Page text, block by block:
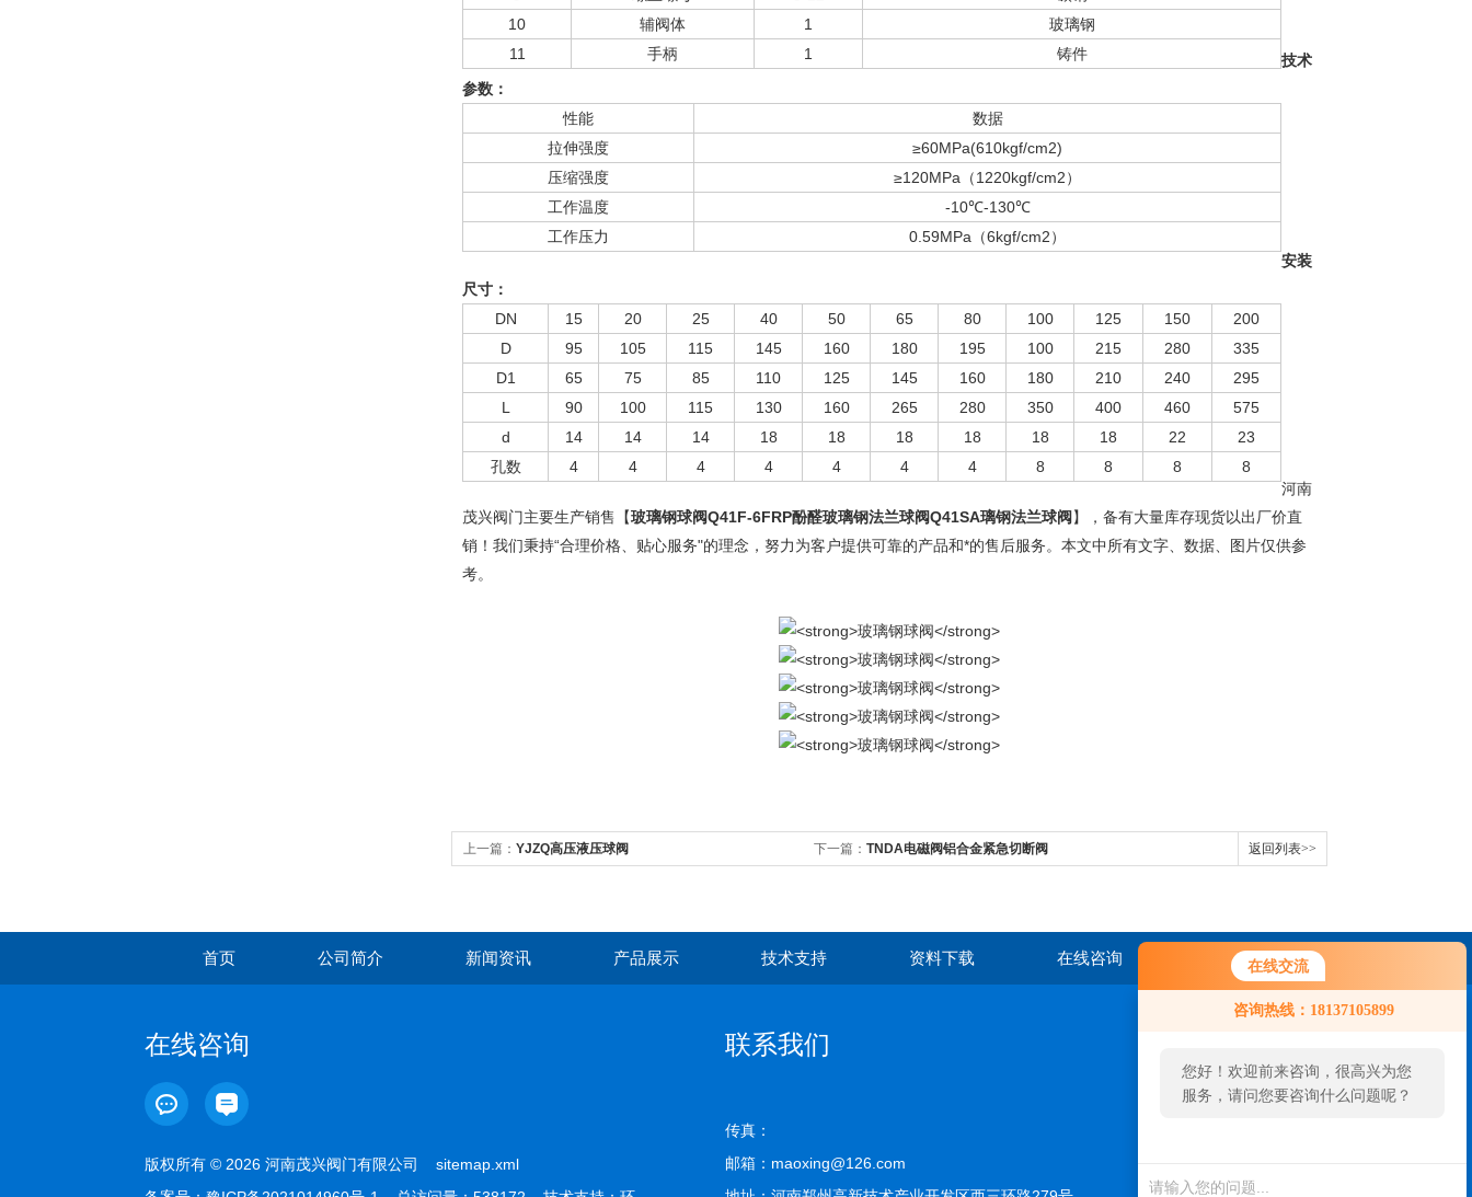
在线交流
咨询热线：18137105899
您好！欢迎前来咨询，很高兴为您
服务，请问您要咨询什么问题呢？
10
辅阀体 1
玻璃钢
11
手柄 1 铸件
技术
参数：
性能
数据
拉伸强度
≥60MPa(610kgf/cm2)
压缩强度
≥120MPa（1220kgf/cm2）
工作温度
-10℃-130℃
工作压力
0.59MPa（6kgf/cm2）
安装
尺寸：
DN
15 20 25 40 50 65 80 100 125 150
200
D
95 105 115 145 160 180 195 100 215 280
335
D1
65 75 85 110 125 145 160 180 210 240
295
L
90 100 115 130 160 265 280 350 400 460
575
d
14 14 14 18 18 18 18 18 18 22
23
孔数
4 4 4 4 4 4 4 8 8 8
8
河南
茂兴阀门主要生产销售【玻璃钢球阀Q41F-6FRP酚醛玻璃钢法兰球阀Q41SA璃钢法兰球阀 】，备有大量库存现货以出厂价直
销！我们秉持“合理价格、贴心服务"的理念，努力为客户提供可靠的产品和*的售后服务。本文中所有文字、数据、图片仅供参
考。
上一篇： YJZQ高压液压球阀 下一篇： TNDA电磁阀铝合金紧急切断阀 返回列表>>
首页 公司简介 新闻资讯 产品展示 技术支持 资料下载 在线咨询 联系我们
在线咨询
版权所有 © 2026 河南茂兴阀门有限公司 sitemap.xml
联系我们
传真：
邮箱：maoxing@126.com